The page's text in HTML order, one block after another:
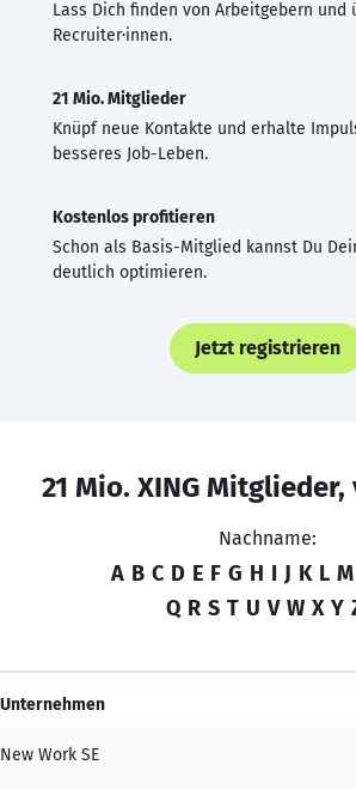
Lass Dich finden von Arbeitgebern und
Recruiter·innen.
21 Mio. Mitglieder
Knüpf neue Kontakte und erhalte
besseres Job-Leben.
Kostenlos profitieren
Schon als Basis-Mitglied kannst Du
deutlich optimieren.
Jetzt registrieren
21 Mio. XING Mitglieder,
Nachname:
A B C D E F G H I J K L M
Q R S T U V W X Y
Unternehmen
New Work SE